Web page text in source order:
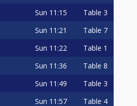
Sun 11:15 Table 3
Sun 11:21 Table 7
Sun 11:22 Table 1
Sun 11:36 Table 8
Sun 11:49 Table 3
Sun 11:57 Table 4